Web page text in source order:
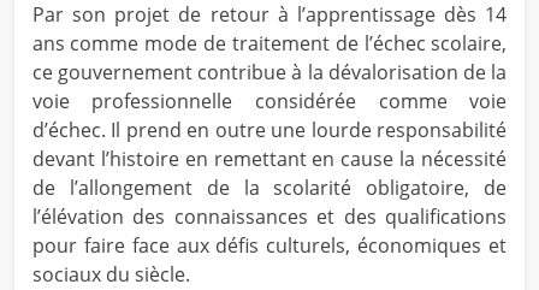
Par son projet de retour à l’apprentissage dès 14
ans comme mode de traitement de l’échec scolaire,
ce gouvernement contribue à la dévalorisation de la
voie professionnelle considérée comme voie
d’échec. Il prend en outre une lourde responsabilité
devant l’histoire en remettant en cause la nécessité
de l’allongement de la scolarité obligatoire, de
l’élévation des connaissances et des qualifications
pour faire face aux défis culturels, économiques et
sociaux du siècle.